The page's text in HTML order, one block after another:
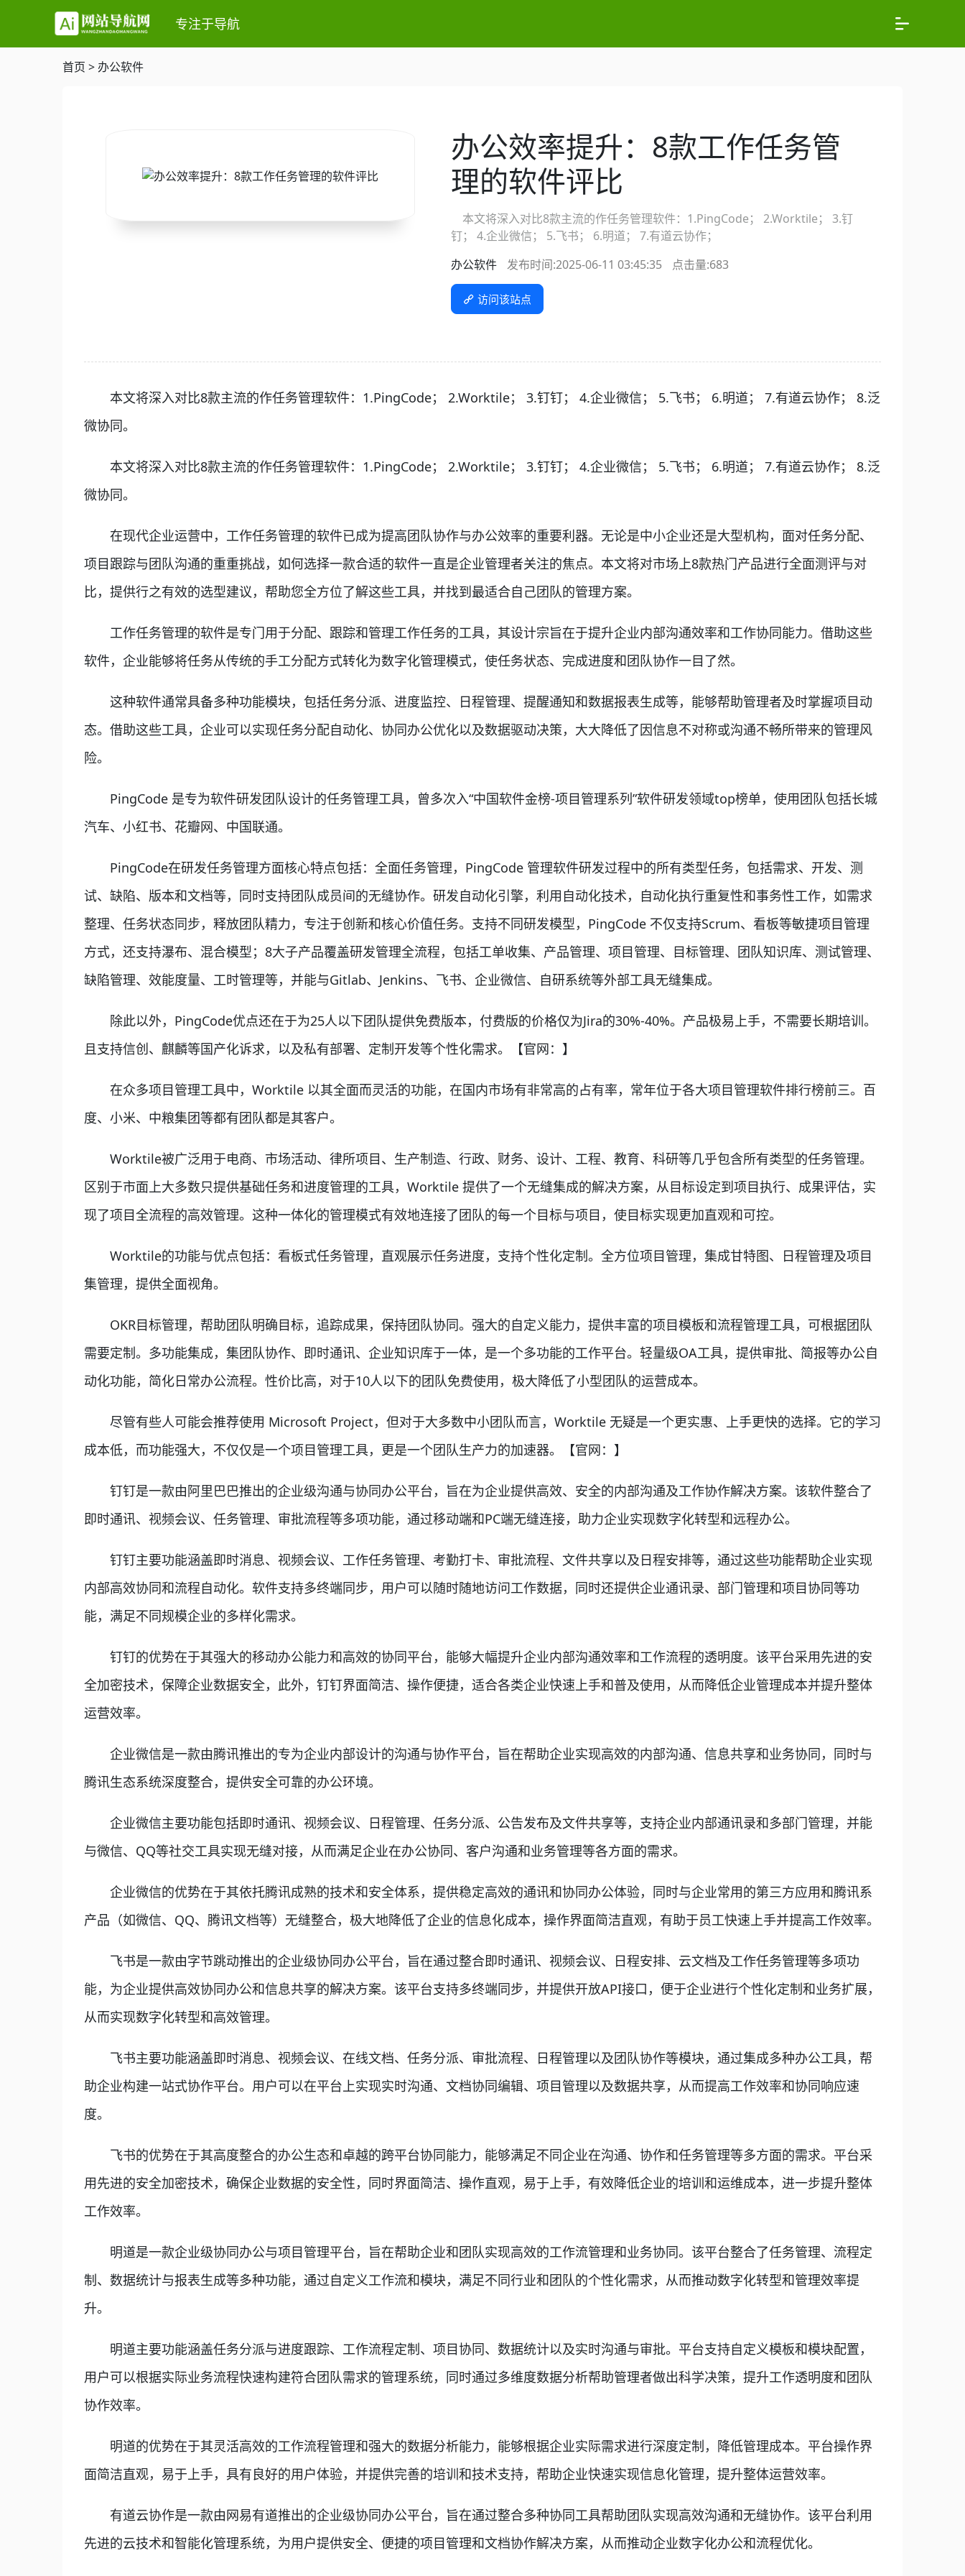
专注于导航
首页 > 办公软件
办公效率提升：8款工作任务管
理的软件评比
本文将深入对比8款主流的作任务管理软件：1.PingCode； 2.Worktile； 3.钉
钉； 4.企业微信； 5.飞书； 6.明道； 7.有道云协作；
办公软件
发布时间:2025-06-11 03:45:35 点击量:683
访问该站点
本文将深入对比8款主流的作任务管理软件：1.PingCode； 2.Worktile； 3.钉钉； 4.企业微信； 5.飞书； 6.明道； 7.有道云协作； 8.泛
微协同。
本文将深入对比8款主流的作任务管理软件：1.PingCode； 2.Worktile； 3.钉钉； 4.企业微信； 5.飞书； 6.明道； 7.有道云协作； 8.泛
微协同。
在现代企业运营中，工作任务管理的软件已成为提高团队协作与办公效率的重要利器。无论是中小企业还是大型机构，面对任务分配、
项目跟踪与团队沟通的重重挑战，如何选择一款合适的软件一直是企业管理者关注的焦点。本文将对市场上8款热门产品进行全面测评与对
比，提供行之有效的选型建议，帮助您全方位了解这些工具，并找到最适合自己团队的管理方案。
工作任务管理的软件是专门用于分配、跟踪和管理工作任务的工具，其设计宗旨在于提升企业内部沟通效率和工作协同能力。借助这些
软件，企业能够将任务从传统的手工分配方式转化为数字化管理模式，使任务状态、完成进度和团队协作一目了然。
这种软件通常具备多种功能模块，包括任务分派、进度监控、日程管理、提醒通知和数据报表生成等，能够帮助管理者及时掌握项目动
态。借助这些工具，企业可以实现任务分配自动化、协同办公优化以及数据驱动决策，大大降低了因信息不对称或沟通不畅所带来的管理风
险。
PingCode 是专为软件研发团队设计的任务管理工具，曾多次入“中国软件金榜-项目管理系列”软件研发领域top榜单，使用团队包括长城
汽车、小红书、花瓣网、中国联通。
PingCode在研发任务管理方面核心特点包括：全面任务管理，PingCode 管理软件研发过程中的所有类型任务，包括需求、开发、测
试、缺陷、版本和文档等，同时支持团队成员间的无缝协作。研发自动化引擎，利用自动化技术，自动化执行重复性和事务性工作，如需求
整理、任务状态同步，释放团队精力，专注于创新和核心价值任务。支持不同研发模型，PingCode 不仅支持Scrum、看板等敏捷项目管理
方式，还支持瀑布、混合模型；8大子产品覆盖研发管理全流程，包括工单收集、产品管理、项目管理、目标管理、团队知识库、测试管理、
缺陷管理、效能度量、工时管理等，并能与Gitlab、Jenkins、飞书、企业微信、自研系统等外部工具无缝集成。
除此以外，PingCode优点还在于为25人以下团队提供免费版本，付费版的价格仅为Jira的30%-40%。产品极易上手，不需要长期培训。
且支持信创、麒麟等国产化诉求，以及私有部署、定制开发等个性化需求。【官网：】
在众多项目管理工具中，Worktile 以其全面而灵活的功能，在国内市场有非常高的占有率，常年位于各大项目管理软件排行榜前三。百
度、小米、中粮集团等都有团队都是其客户。
Worktile被广泛用于电商、市场活动、律所项目、生产制造、行政、财务、设计、工程、教育、科研等几乎包含所有类型的任务管理。
区别于市面上大多数只提供基础任务和进度管理的工具，Worktile 提供了一个无缝集成的解决方案，从目标设定到项目执行、成果评估，实
现了项目全流程的高效管理。这种一体化的管理模式有效地连接了团队的每一个目标与项目，使目标实现更加直观和可控。
Worktile的功能与优点包括：看板式任务管理，直观展示任务进度，支持个性化定制。全方位项目管理，集成甘特图、日程管理及项目
集管理，提供全面视角。
OKR目标管理，帮助团队明确目标，追踪成果，保持团队协同。强大的自定义能力，提供丰富的项目模板和流程管理工具，可根据团队
需要定制。多功能集成，集团队协作、即时通讯、企业知识库于一体，是一个多功能的工作平台。轻量级OA工具，提供审批、简报等办公自
动化功能，简化日常办公流程。性价比高，对于10人以下的团队免费使用，极大降低了小型团队的运营成本。
尽管有些人可能会推荐使用 Microsoft Project，但对于大多数中小团队而言，Worktile 无疑是一个更实惠、上手更快的选择。它的学习
成本低，而功能强大，不仅仅是一个项目管理工具，更是一个团队生产力的加速器。【官网：】
钉钉是一款由阿里巴巴推出的企业级沟通与协同办公平台，旨在为企业提供高效、安全的内部沟通及工作协作解决方案。该软件整合了
即时通讯、视频会议、任务管理、审批流程等多项功能，通过移动端和PC端无缝连接，助力企业实现数字化转型和远程办公。
钉钉主要功能涵盖即时消息、视频会议、工作任务管理、考勤打卡、审批流程、文件共享以及日程安排等，通过这些功能帮助企业实现
内部高效协同和流程自动化。软件支持多终端同步，用户可以随时随地访问工作数据，同时还提供企业通讯录、部门管理和项目协同等功
能，满足不同规模企业的多样化需求。
钉钉的优势在于其强大的移动办公能力和高效的协同平台，能够大幅提升企业内部沟通效率和工作流程的透明度。该平台采用先进的安
全加密技术，保障企业数据安全，此外，钉钉界面简洁、操作便捷，适合各类企业快速上手和普及使用，从而降低企业管理成本并提升整体
运营效率。
企业微信是一款由腾讯推出的专为企业内部设计的沟通与协作平台，旨在帮助企业实现高效的内部沟通、信息共享和业务协同，同时与
腾讯生态系统深度整合，提供安全可靠的办公环境。
企业微信主要功能包括即时通讯、视频会议、日程管理、任务分派、公告发布及文件共享等，支持企业内部通讯录和多部门管理，并能
与微信、QQ等社交工具实现无缝对接，从而满足企业在办公协同、客户沟通和业务管理等各方面的需求。
企业微信的优势在于其依托腾讯成熟的技术和安全体系，提供稳定高效的通讯和协同办公体验，同时与企业常用的第三方应用和腾讯系
产品（如微信、QQ、腾讯文档等）无缝整合，极大地降低了企业的信息化成本，操作界面简洁直观，有助于员工快速上手并提高工作效率。
飞书是一款由字节跳动推出的企业级协同办公平台，旨在通过整合即时通讯、视频会议、日程安排、云文档及工作任务管理等多项功
能，为企业提供高效协同办公和信息共享的解决方案。该平台支持多终端同步，并提供开放API接口，便于企业进行个性化定制和业务扩展，
从而实现数字化转型和高效管理。
飞书主要功能涵盖即时消息、视频会议、在线文档、任务分派、审批流程、日程管理以及团队协作等模块，通过集成多种办公工具，帮
助企业构建一站式协作平台。用户可以在平台上实现实时沟通、文档协同编辑、项目管理以及数据共享，从而提高工作效率和协同响应速
度。
飞书的优势在于其高度整合的办公生态和卓越的跨平台协同能力，能够满足不同企业在沟通、协作和任务管理等多方面的需求。平台采
用先进的安全加密技术，确保企业数据的安全性，同时界面简洁、操作直观，易于上手，有效降低企业的培训和运维成本，进一步提升整体
工作效率。
明道是一款企业级协同办公与项目管理平台，旨在帮助企业和团队实现高效的工作流管理和业务协同。该平台整合了任务管理、流程定
制、数据统计与报表生成等多种功能，通过自定义工作流和模块，满足不同行业和团队的个性化需求，从而推动数字化转型和管理效率提
升。
明道主要功能涵盖任务分派与进度跟踪、工作流程定制、项目协同、数据统计以及实时沟通与审批。平台支持自定义模板和模块配置，
用户可以根据实际业务流程快速构建符合团队需求的管理系统，同时通过多维度数据分析帮助管理者做出科学决策，提升工作透明度和团队
协作效率。
明道的优势在于其灵活高效的工作流程管理和强大的数据分析能力，能够根据企业实际需求进行深度定制，降低管理成本。平台操作界
面简洁直观，易于上手，具有良好的用户体验，并提供完善的培训和技术支持，帮助企业快速实现信息化管理，提升整体运营效率。
有道云协作是一款由网易有道推出的企业级协同办公平台，旨在通过整合多种协同工具帮助团队实现高效沟通和无缝协作。该平台利用
先进的云技术和智能化管理系统，为用户提供安全、便捷的项目管理和文档协作解决方案，从而推动企业数字化办公和流程优化。